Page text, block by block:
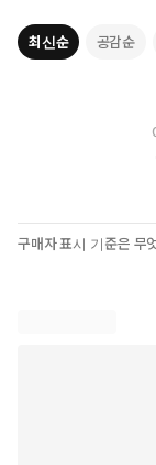
최신순 공감순
구매자 표시 기준은 무